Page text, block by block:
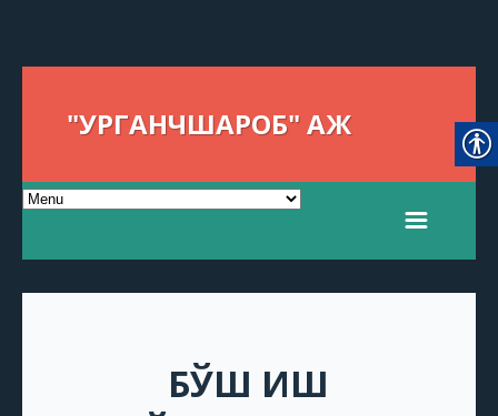
"УРГАНЧШАРОБ" АЖ
БЎШ ИШ